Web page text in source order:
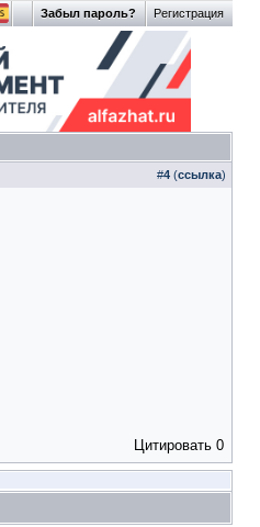
Регистрация
Забыл пароль?
#4 (ссылка)
Цитировать 0